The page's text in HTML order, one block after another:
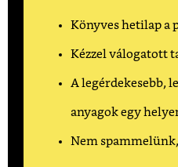
Könyves hetilap a
Kézzel válogatott
A legérdekesebb,
anyagok egy
Nem